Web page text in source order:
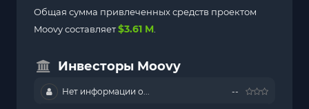
Общая сумма привлеченных средств проектом
Moovy составляет$3.61 M
Инвесторы Moovy
Нет информации о... --